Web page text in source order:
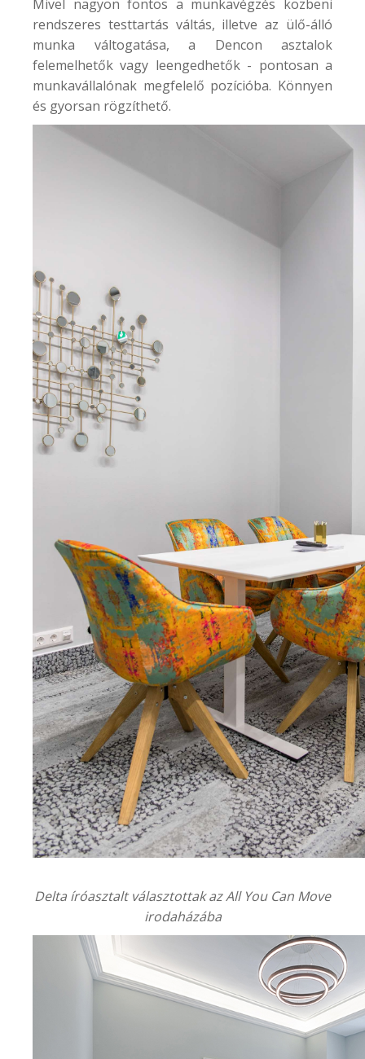
Mivel nagyon fontos a munkavégzés közbeni
rendszeres testtartás váltás, illetve az ülő-álló
munka váltogatása, a Dencon asztalok
felemelhetők vagy leengedhetők - pontosan a
munkavállalónak megfelelő pozícióba. Könnyen
és gyorsan rögzíthető.
Delta íróasztalt választottak azAll You Can Move
irodaházába